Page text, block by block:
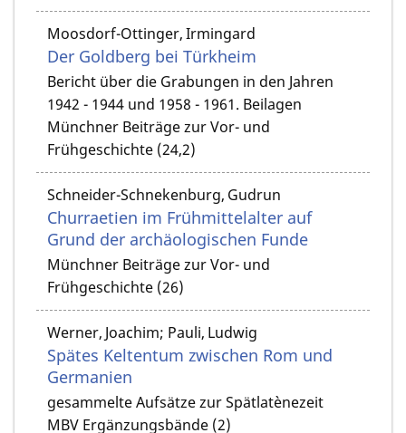
Moosdorf-Ottinger, Irmingard
Der Goldberg bei Türkheim
Bericht über die Grabungen in den Jahren
1942 - 1944 und 1958 - 1961. Beilagen
Münchner Beiträge zur Vor- und
Frühgeschichte (24,2)
Schneider-Schnekenburg, Gudrun
Churraetien im Frühmittelalter auf
Grund der archäologischen Funde
Münchner Beiträge zur Vor- und
Frühgeschichte (26)
Werner, Joachim; Pauli, Ludwig
Spätes Keltentum zwischen Rom und
Germanien
gesammelte Aufsätze zur Spätlatènezeit
MBV Ergänzungsbände (2)